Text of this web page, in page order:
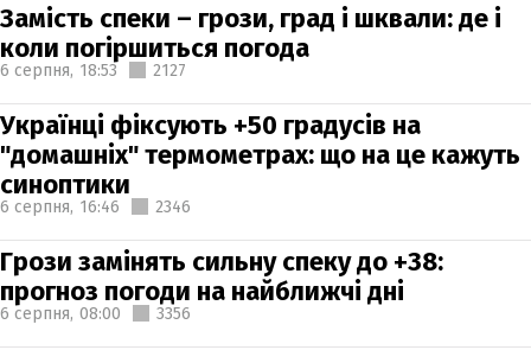
Замість спеки – грози, град і шквали: де і
коли погіршиться погода
6 серпня, 18:53 2127
Українці фіксують +50 градусів на
"домашніх" термометрах: що на це кажуть
синоптики
6 серпня, 16:46 2346
Грози замінять сильну спеку до +38:
прогноз погоди на найближчі дні
6 серпня, 08:00 3356